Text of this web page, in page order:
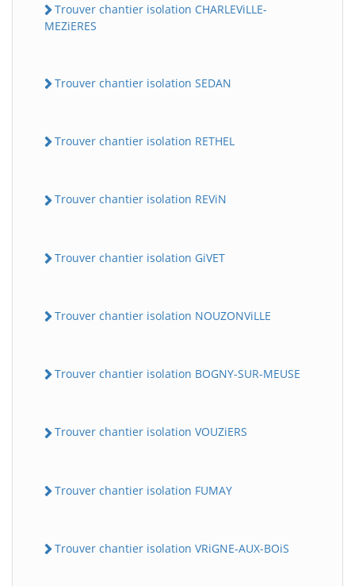
Trouver chantier isolation CHARLEViLLE-
MEZiERES
Trouver chantier isolation SEDAN
Trouver chantier isolation RETHEL
Trouver chantier isolation REViN
Trouver chantier isolation GiVET
Trouver chantier isolation NOUZONViLLE
Trouver chantier isolation BOGNY-SUR-MEUSE
Trouver chantier isolation VOUZiERS
Trouver chantier isolation FUMAY
Trouver chantier isolation VRiGNE-AUX-BOiS